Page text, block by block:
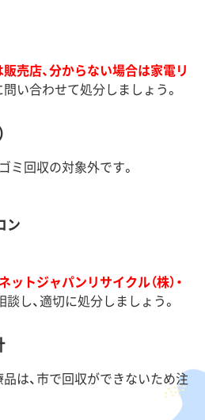
売店、分からない場合は家電リ
問い合わせて処分しましょう。
ミ回収の対象外です。
ン
トジャパンリサイクル（株）・
談し、適切に処分しましょう。
は、市で回収ができないため注